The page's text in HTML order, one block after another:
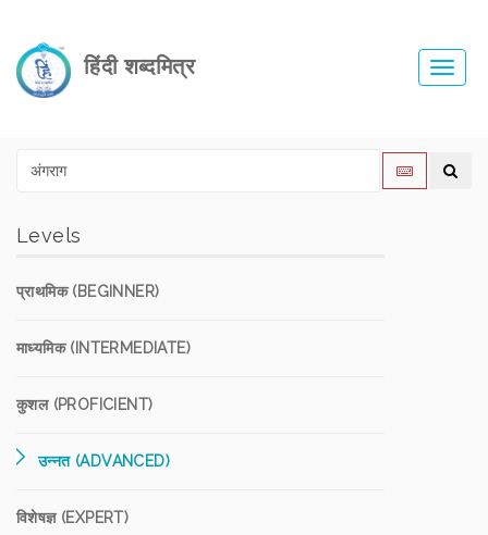
हिंदी शब्दमित्र
Levels
प्राथमिक (BEGINNER)
माध्यमिक (INTERMEDIATE)
कुशल (PROFICIENT)
उन्नत (ADVANCED)
विशेषज्ञ (EXPERT)